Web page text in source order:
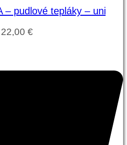
– pudlové tepláky – uni
22,00 €